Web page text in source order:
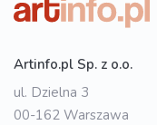
Artinfo.pl Sp. z o.o.
ul. Dzielna 3
00-162 Warszawa